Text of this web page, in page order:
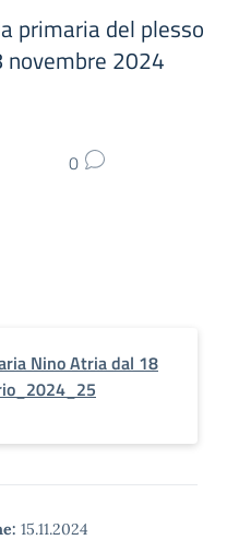
primaria del plesso
novembre 2024
0
Nino Atria dal 18
15.11.2024